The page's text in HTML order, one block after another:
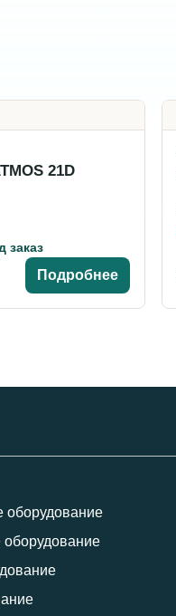
21D
заказ
Подробнее
оборудование